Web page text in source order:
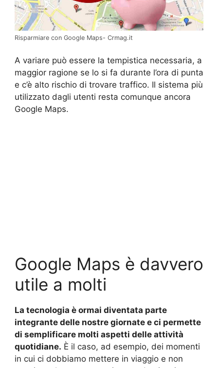
Risparmiare con Google Maps- Crmag.it
A variare può essere la tempistica necessaria, a
maggior ragione se lo si fa durante l’ora di punta
e c’è alto rischio di trovare traffico. Il sistema più
utilizzato dagli utenti resta comunque ancora
Google Maps.
Google Maps è davvero
utile a molti
La tecnologia è ormai diventata parte
integrante delle nostre giornate e ci permette
di semplificare molti aspetti delle attività
quotidiane. È il caso, ad esempio, dei momenti
in cui ci dobbiamo mettere in viaggio e non